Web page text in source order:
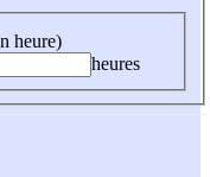
heure)
heures